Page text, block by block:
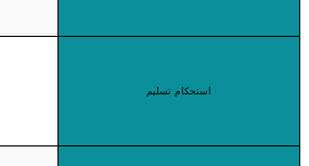
استحکام تسلیم